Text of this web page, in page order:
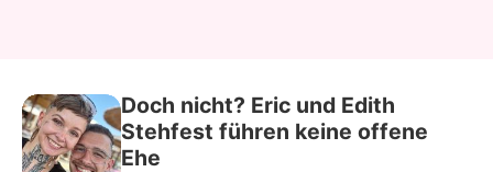
Doch nicht? Eric und Edith
Stehfest führen keine offene
Ehe